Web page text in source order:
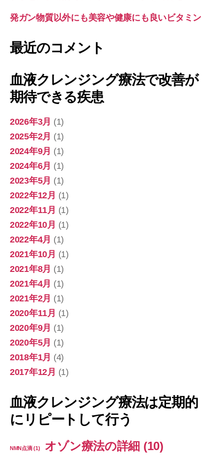
発ガン物質以外にも美容や健康にも良いビタミン
最近のコメント
血液クレンジング療法で改善が
期待できる疾患
2026年3月 (1)
2025年2月 (1)
2024年9月 (1)
2024年6月 (1)
2023年5月 (1)
2022年12月 (1)
2022年11月 (1)
2022年10月 (1)
2022年4月 (1)
2021年10月 (1)
2021年8月 (1)
2021年4月 (1)
2021年2月 (1)
2020年11月 (1)
2020年9月 (1)
2020年5月 (1)
2018年1月 (4)
2017年12月 (1)
血液クレンジング療法は定期的
にリピートして行う
NMN点滴(1) オゾン療法の詳細 (10)